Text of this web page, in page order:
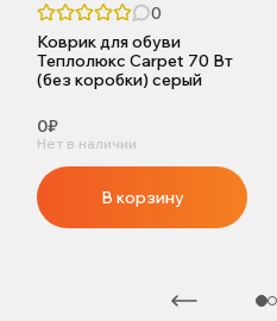
0
Коврик для обуви
Теплолюкс Carpet 70 Вт
(без коробки) серый
0₽
Нет в наличии
В корзину